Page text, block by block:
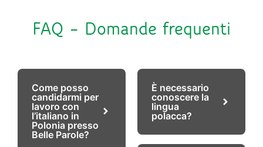
FAQ – Domande frequenti
Come posso
candidarmi per
lavoro con
l’italiano in
Polonia presso
Belle Parole?
È necessario
conoscere la
lingua
polacca?